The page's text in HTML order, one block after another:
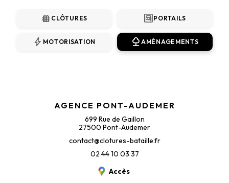
fence CLÔTURES garagePORTAILS
bolt MOTORISATION nature AMÉNAGEMENTS
AGENCE PONT-AUDEMER
699 Rue de Gaillon
27500 Pont-Audemer
contact@clotures-bataille.fr
02 44 10 03 37
Accès